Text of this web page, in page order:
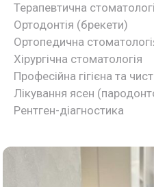
Терапевтична
Ортодонтія (брекети)
Ортопедична
Хірургічна стоматологія
Професійна гігієна та
Лікування ясен
Рентген-діагностика